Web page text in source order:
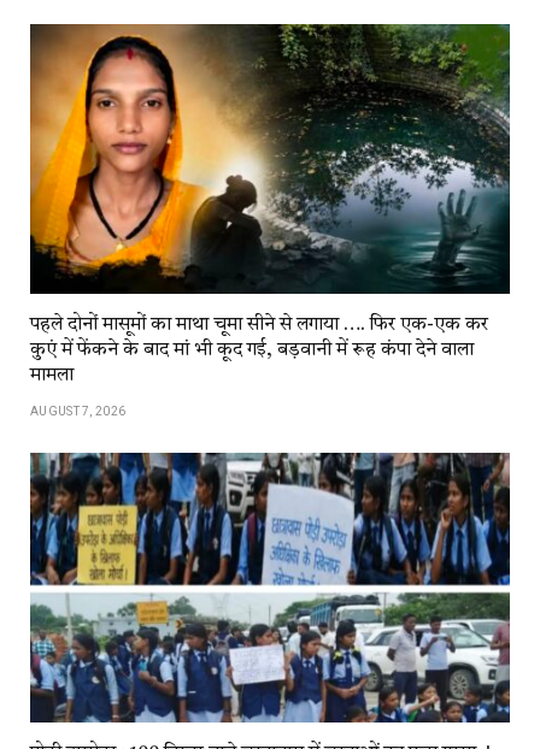
पहले दोनों मासूमों का माथा चूमा सीने से लगाया …. फिर एक-एक कर
कुएं में फेंकने के बाद मां भी कूद गई, बड़वानी में रूह कंपा देने वाला
मामला
AUGUST 7, 2026